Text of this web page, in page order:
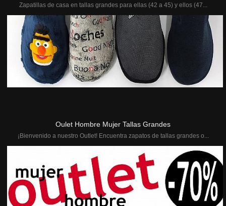
Zapatillas de casa en tallas grandes para ellas (42 a 45) y ellos (47...
Oulet Hombre Mujer Tallas Grandes
¡Bienvenido a nuestro Outlet! Encuentra zapatos de tallas grandes o...